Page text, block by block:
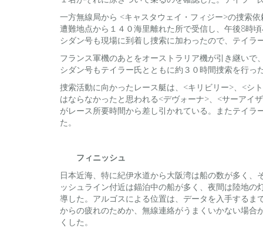
一方無線局から <キャスタウェイ・フィジー>の捜索
遭難地点から１４０海里離れた所で受信し、午後8時
シダン号も現場に到着し捜索に加わったので、テイ
フランス軍機のあとをオーストラリア機が引き継い
シダン号もテイラー氏とともに約３０時間捜索を行
捜索活動に向かったレース艇は、<キリビリー>、<シ
はならなかったと思われる<デヴォーナ>、<サーアイ
がレース所要時間から差し引かれている。またテイ
た。
フィニッシュ
日本近海、特に紀伊水道から大阪湾は船の数が多く
ッシュライン付近は錨泊中の船が多く、夜間は陸地
導した。アルゴスによる位置は、データを入手する
からの疲れのためか、無線連絡がうまくいかない場
くした。